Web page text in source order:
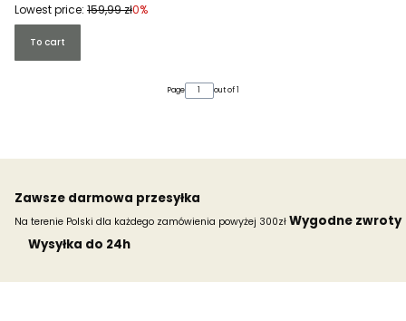
Lowest price: 159,99 zł0%
To cart
Page out of 1
Zawsze darmowa przesyłka
Na terenie Polski dla każdego zamówienia powyżej 300zł Wygodne zwroty
Wysyłka do 24h